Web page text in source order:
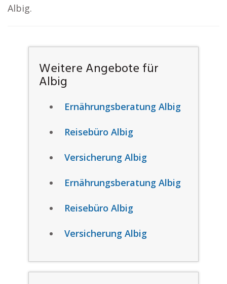
Albig.
Weitere Angebote für
Albig
Ernährungsberatung Albig
Reisebüro Albig
Versicherung Albig
Ernährungsberatung Albig
Reisebüro Albig
Versicherung Albig